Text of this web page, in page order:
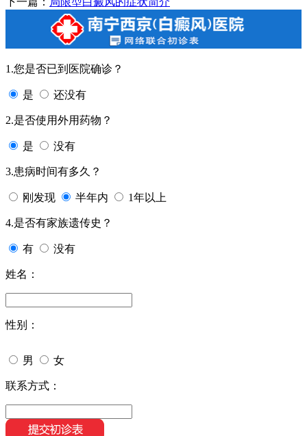
1.您是否已到医院确诊？
是 还没有
2.是否使用外用药物？
是 没有
3.患病时间有多久？
刚发现 半年内 1年以上
4.是否有家族遗传史？
有 没有
姓名：
性别：
男 女
联系方式：